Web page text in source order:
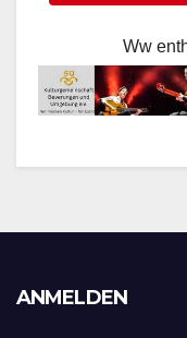
Ww
ANMELDEN